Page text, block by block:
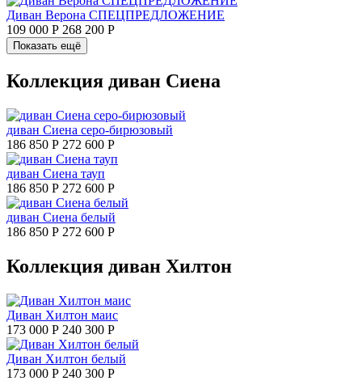
Диван Верона СПЕЦПРЕДЛОЖЕНИЕ
109 000 Р 268 200 Р
Показать ещё
Коллекция диван Сиена
диван Сиена серо-бирюзовый
186 850 Р 272 600 Р
диван Сиена тауп
186 850 Р 272 600 Р
диван Сиена белый
186 850 Р 272 600 Р
Коллекция диван Хилтон
Диван Хилтон маис
173 000 Р 240 300 Р
Диван Хилтон белый
173 000 Р 240 300 Р